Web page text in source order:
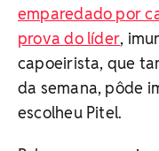
emparedado por
prova do líder,
capoeirista, que
da semana, pôde
escolheu Pitel.